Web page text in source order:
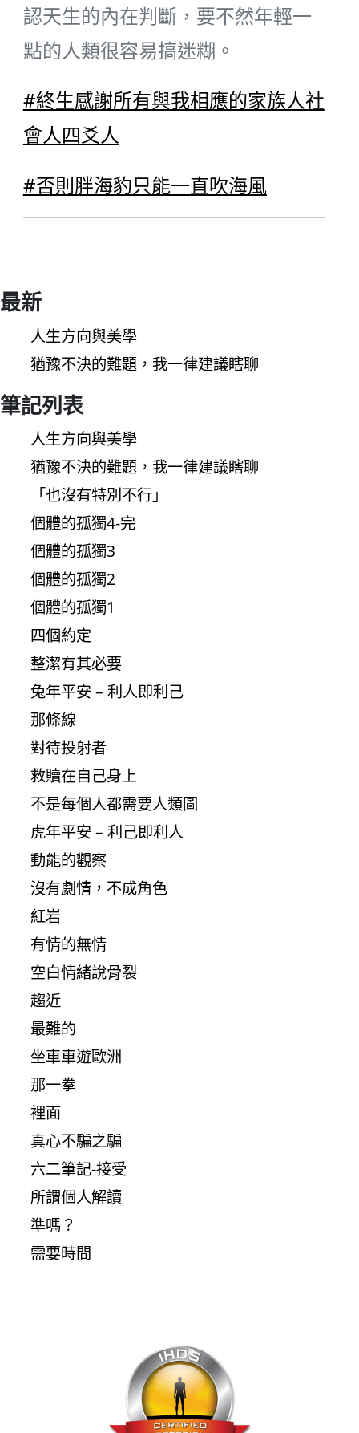
認天生的內在判斷，要不然年輕一
點的人類很容易搞迷糊。
#終生感謝所有與我相應的家族人社
會人四爻人
#否則胖海豹只能一直吹海風
最新
人生方向與美學
猶豫不決的難題，我一律建議瞎聊
筆記列表
人生方向與美學
猶豫不決的難題，我一律建議瞎聊
「也沒有特別不行」
個體的孤獨4-完
個體的孤獨3
個體的孤獨2
個體的孤獨1
四個約定
整潔有其必要
兔年平安 – 利人即利己
那條線
對待投射者
救贖在自己身上
不是每個人都需要人類圖
虎年平安 – 利己即利人
動能的觀察
沒有劇情，不成角色
紅岩
有情的無情
空白情緒說骨裂
趨近
最難的
坐車車遊歐洲
那一拳
裡面
真心不騙之騙
六二筆記-接受
所謂個人解讀
準嗎？
需要時間